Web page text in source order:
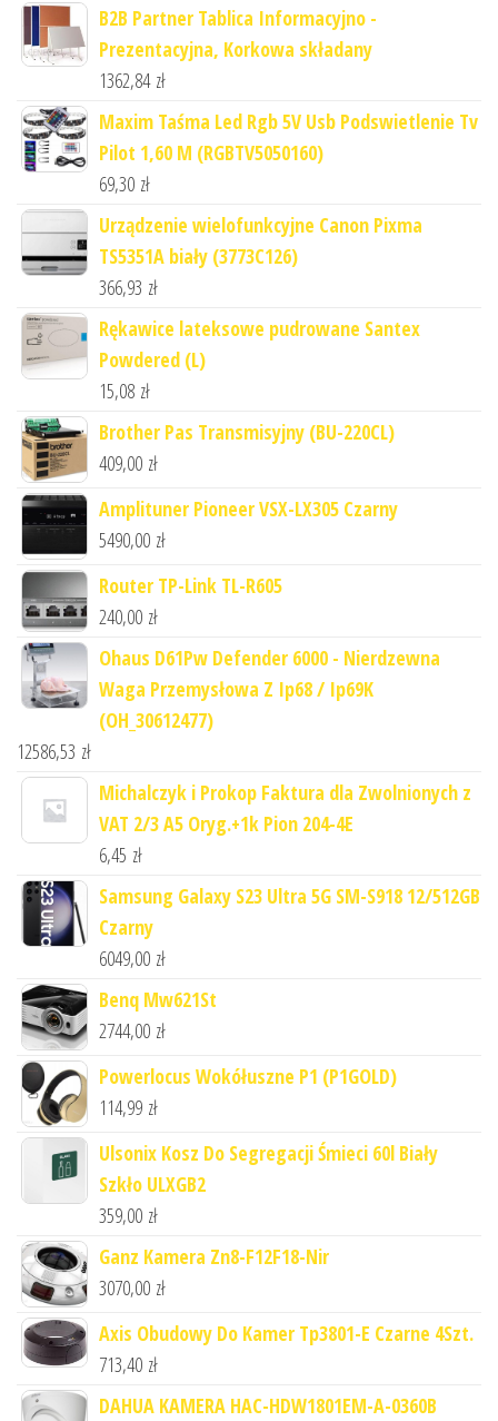
B2B Partner Tablica Informacyjno -
Prezentacyjna, Korkowa składany
1362,84 zł
Maxim Taśma Led Rgb 5V Usb Podswietlenie Tv
Pilot 1,60 M (RGBTV5050160)
69,30 zł
Urządzenie wielofunkcyjne Canon Pixma
TS5351A biały (3773C126)
366,93 zł
Rękawice lateksowe pudrowane Santex
Powdered (L)
15,08 zł
Brother Pas Transmisyjny (BU-220CL)
409,00 zł
Amplituner Pioneer VSX-LX305 Czarny
5490,00 zł
Router TP-Link TL-R605
240,00 zł
Ohaus D61Pw Defender 6000 - Nierdzewna
Waga Przemysłowa Z Ip68 / Ip69K
(OH_30612477)
12586,53 zł
Michalczyk i Prokop Faktura dla Zwolnionych z
VAT 2/3 A5 Oryg.+1k Pion 204-4E
6,45 zł
Samsung Galaxy S23 Ultra 5G SM-S918 12/512GB
Czarny
6049,00 zł
Benq Mw621St
2744,00 zł
Powerlocus Wokółuszne P1 (P1GOLD)
114,99 zł
Ulsonix Kosz Do Segregacji Śmieci 60l Biały
Szkło ULXGB2
359,00 zł
Ganz Kamera Zn8-F12F18-Nir
3070,00 zł
Axis Obudowy Do Kamer Tp3801-E Czarne 4Szt.
713,40 zł
DAHUA KAMERA HAC-HDW1801EM-A-0360B